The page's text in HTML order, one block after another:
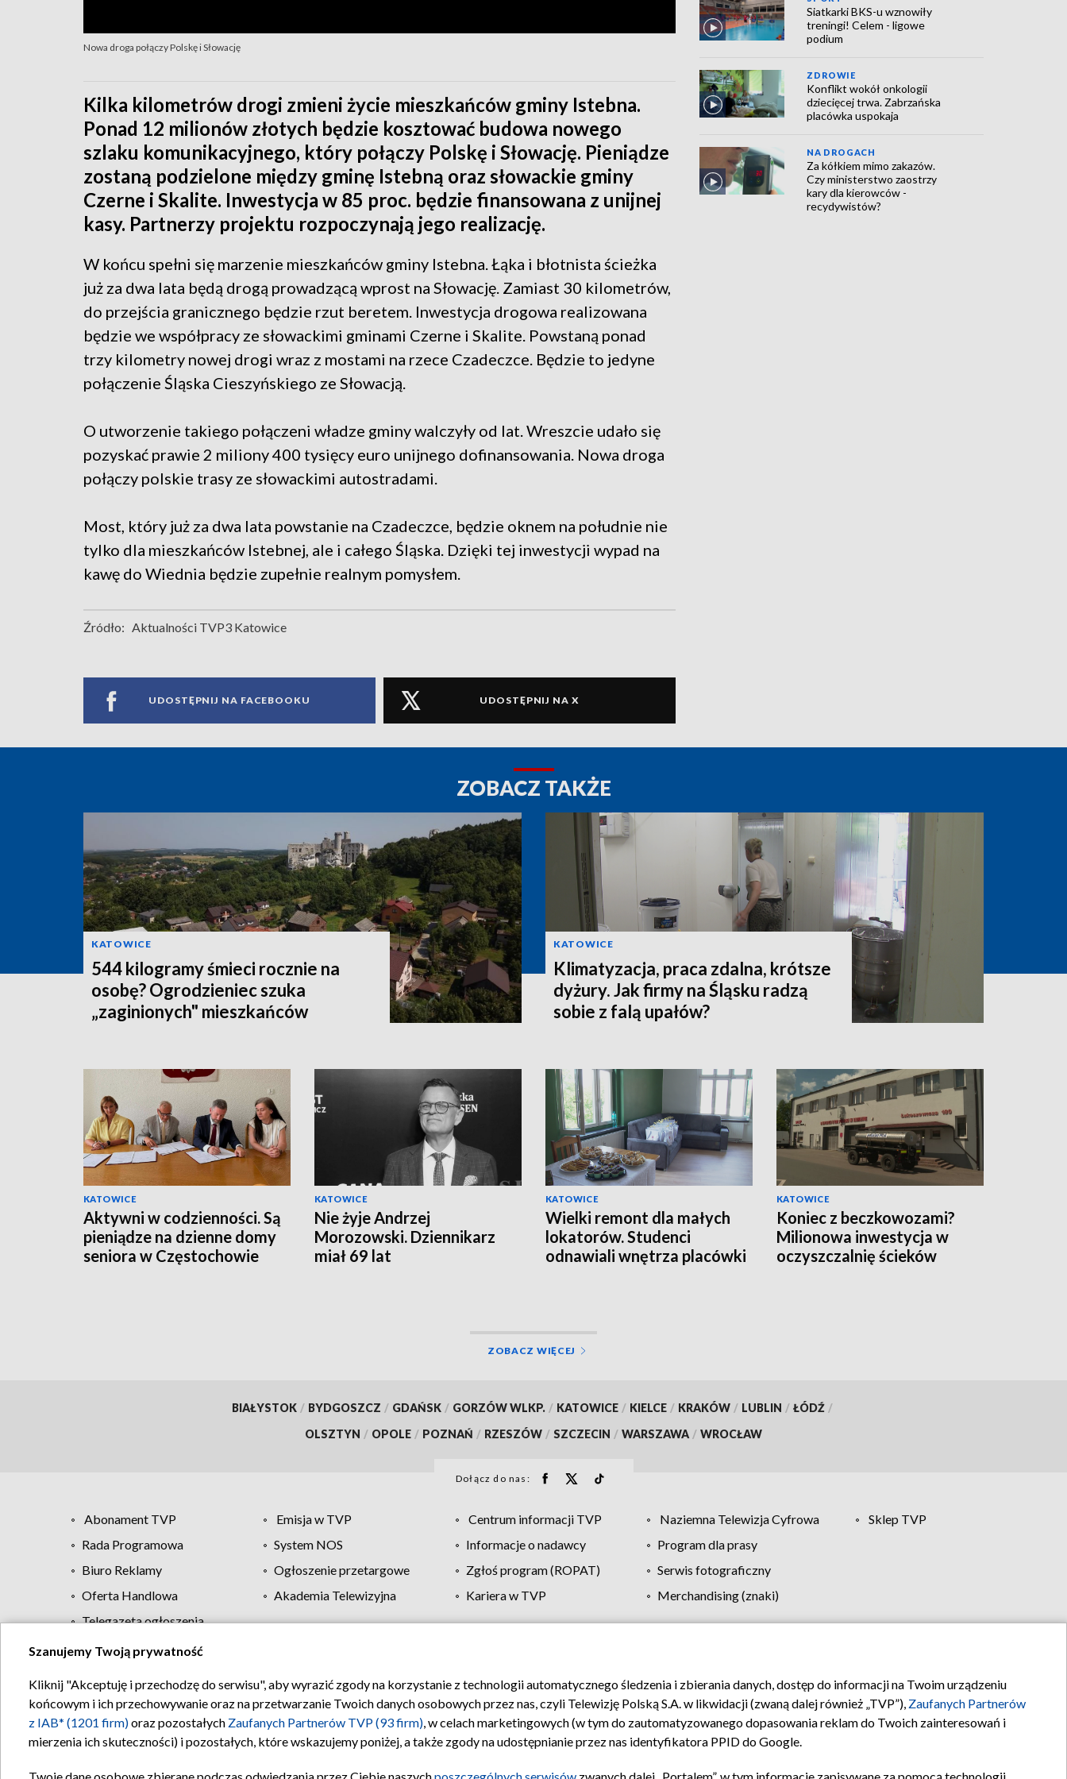
Nowa droga połączy Polskę i Słowację
Kilka kilometrów drogi zmieni życie mieszkańców gminy Istebna.
Ponad 12 milionów złotych będzie kosztować budowa nowego
szlaku komunikacyjnego, który połączy Polskę i Słowację. Pieniądze
zostaną podzielone między gminę Istebną oraz słowackie gminy
Czerne i Skalite. Inwestycja w 85 proc. będzie finansowana z unijnej
kasy. Partnerzy projektu rozpoczynają jego realizację.
W końcu spełni się marzenie mieszkańców gminy Istebna. Łąka i błotnista ścieżka
już za dwa lata będą drogą prowadzącą wprost na Słowację. Zamiast 30 kilometrów,
do przejścia granicznego będzie rzut beretem. Inwestycja drogowa realizowana
będzie we współpracy ze słowackimi gminami Czerne i Skalite. Powstaną ponad
trzy kilometry nowej drogi wraz z mostami na rzece Czadeczce. Będzie to jedyne
połączenie Śląska Cieszyńskiego ze Słowacją.
O utworzenie takiego połączeni władze gminy walczyły od lat. Wreszcie udało się
pozyskać prawie 2 miliony 400 tysięcy euro unijnego dofinansowania. Nowa droga
połączy polskie trasy ze słowackimi autostradami.
Most, który już za dwa lata powstanie na Czadeczce, będzie oknem na południe nie
tylko dla mieszkańców Istebnej, ale i całego Śląska. Dzięki tej inwestycji wypad na
kawę do Wiednia będzie zupełnie realnym pomysłem.
Źródło: Aktualności TVP3 Katowice
UDOSTĘPNIJ NA FACEBOOKU UDOSTĘPNIJ NA X
Siatkarki BKS-u wznowiły
treningi! Celem - ligowe
podium
ZDROWIE
Konflikt wokół onkologii
dziecięcej trwa. Zabrzańska
placówka uspokaja
NA DROGACH
Za kółkiem mimo zakazów.
Czy ministerstwo zaostrzy
kary dla kierowców -
recydywistów?
ZOBACZ TAKŻE
KATOWICE
544 kilogramy śmieci rocznie na
osobę? Ogrodzieniec szuka
„zaginionych" mieszkańców
KATOWICE
Klimatyzacja, praca zdalna, krótsze
dyżury. Jak firmy na Śląsku radzą
sobie z falą upałów?
KATOWICE
Aktywni w codzienności. Są
pieniądze na dzienne domy
seniora w Częstochowie
KATOWICE
Nie żyje Andrzej
Morozowski. Dziennikarz
miał 69 lat
KATOWICE
Wielki remont dla małych
lokatorów. Studenci
odnawiali wnętrza placówki
KATOWICE
Koniec z beczkowozami?
Milionowa inwestycja w
oczyszczalnię ścieków
ZOBACZ WIĘCEJ
BIAŁYSTOK / BYDGOSZCZ / GDAŃSK / GORZÓW WLKP. / KATOWICE / KIELCE / KRAKÓW / LUBLIN / ŁÓDŹ /
OLSZTYN / OPOLE / POZNAŃ / RZESZÓW / SZCZECIN / WARSZAWA / WROCŁAW
Dołącz do nas:
Abonament TVP Emisja w TVP Centrum informacji TVP Naziemna Telewizja Cyfrowa
Sklep TVP
Rada Programowa
System NOS Informacje o nadawcy
Program dla prasy
Biuro Reklamy
Ogłoszenie przetargowe Zgłoś program (ROPAT)
Serwis fotograficzny
Oferta Handlowa
Akademia Telewizyjna Kariera w TVP
Merchandising (znaki)
Telegazeta ogłoszenia
Regulamin TVP Polityka prywatności Moje zgody Pomoc Biuro reklamy Kontakt
Szanujemy Twoją prywatność
Kliknij "Akceptuję i przechodzę do serwisu", aby wyrazić zgody na korzystanie z technologii automatycznego śledzenia i zbierania danych, dostęp do informacji na Twoim urządzeniu
końcowym i ich przechowywanie oraz na przetwarzanie Twoich danych osobowych przez nas, czyli Telewizję Polską S.A. w likwidacji (zwaną dalej również „TVP”), Zaufanych Partnerów
z IAB* (1201 firm)oraz pozostałych Zaufanych Partnerów TVP (93 firm), w celach marketingowych (w tym do zautomatyzowanego dopasowania reklam do Twoich zainteresowań i
mierzenia ich skuteczności) i pozostałych, które wskazujemy poniżej, a także zgody na udostępnianie przez nas identyfikatora PPID do Google.